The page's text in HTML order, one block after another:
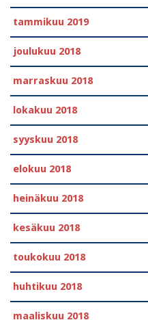
tammikuu 2019
joulukuu 2018
marraskuu 2018
lokakuu 2018
syyskuu 2018
elokuu 2018
heinäkuu 2018
kesäkuu 2018
toukokuu 2018
huhtikuu 2018
maaliskuu 2018